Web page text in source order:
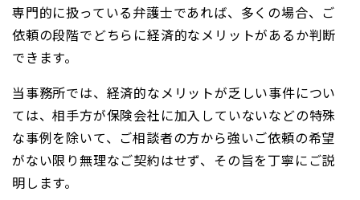
専門的に扱っている弁護士であれば、多くの場合、ご
依頼の段階でどちらに経済的なメリットがあるか判断
できます。
当事務所では、経済的なメリットが乏しい事件につい
ては、相手方が保険会社に加入していないなどの特殊
な事例を除いて、ご相談者の方から強いご依頼の希望
がない限り無理なご契約はせず、その旨を丁寧にご説
明します。